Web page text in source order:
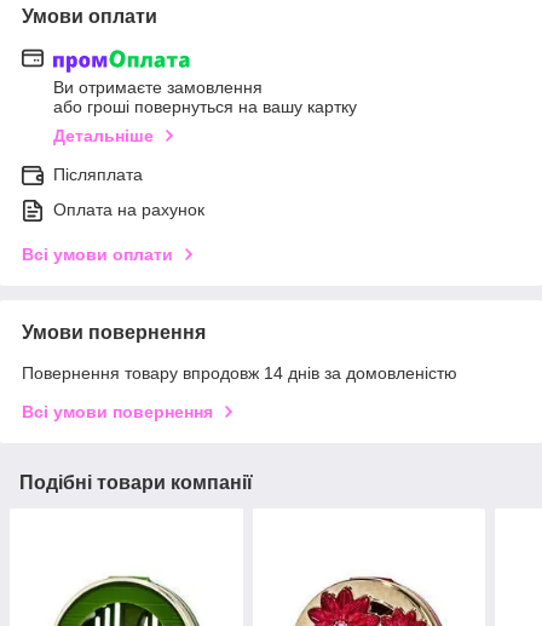
Умови оплати
Ви отримаєте замовлення
або гроші повернуться на вашу картку
Детальніше
Післяплата
Оплата на рахунок
Всі умови оплати
Умови повернення
Повернення товару впродовж 14 днів за домовленістю
Всі умови повернення
Подібні товари компанії